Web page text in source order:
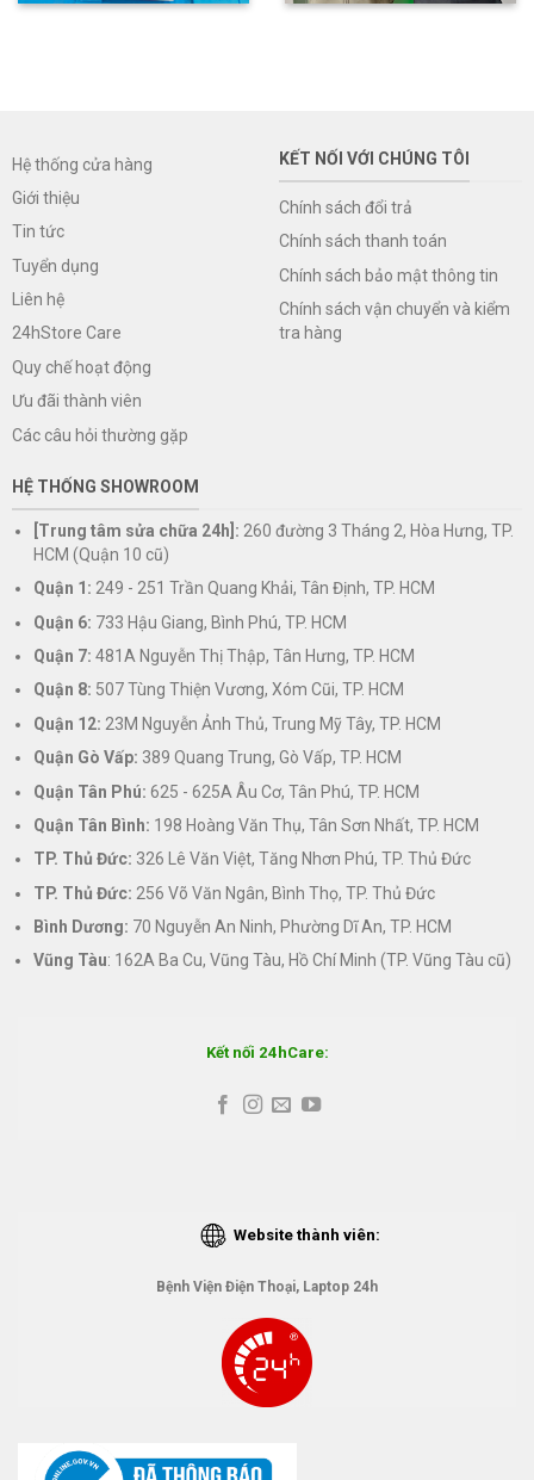
Hệ thống cửa hàng
Giới thiệu
Tin tức
Tuyển dụng
Liên hệ
24hStore Care
Quy chế hoạt động
Ưu đãi thành viên
Các câu hỏi thường gặp
KẾT NỐI VỚI CHÚNG TÔI
Chính sách đổi trả
Chính sách thanh toán
Chính sách bảo mật thông tin
Chính sách vận chuyển và kiểm
tra hàng
HỆ THỐNG SHOWROOM
[Trung tâm sửa chữa 24h]: 260 đường 3 Tháng 2, Hòa Hưng, TP.
HCM (Quận 10 cũ)
Quận 1: 249 - 251 Trần Quang Khải, Tân Định, TP. HCM
Quận 6: 733 Hậu Giang, Bình Phú, TP. HCM
Quận 7: 481A Nguyễn Thị Thập, Tân Hưng, TP. HCM
Quận 8: 507 Tùng Thiện Vương, Xóm Cũi, TP. HCM
Quận 12: 23M Nguyễn Ảnh Thủ, Trung Mỹ Tây, TP. HCM
Quận Gò Vấp: 389 Quang Trung, Gò Vấp, TP. HCM
Quận Tân Phú: 625 - 625A Âu Cơ, Tân Phú, TP. HCM
Quận Tân Bình: 198 Hoàng Văn Thụ, Tân Sơn Nhất, TP. HCM
TP. Thủ Đức: 326 Lê Văn Việt, Tăng Nhơn Phú, TP. Thủ Đức
TP. Thủ Đức: 256 Võ Văn Ngân, Bình Thọ, TP. Thủ Đức
Bình Dương: 70 Nguyễn An Ninh, Phường Dĩ An, TP. HCM
Vũng Tàu: 162A Ba Cu, Vũng Tàu, Hồ Chí Minh (TP. Vũng Tàu cũ)
Kết nối 24hCare:
Website thành viên:
Bệnh Viện Điện Thoại, Laptop 24h